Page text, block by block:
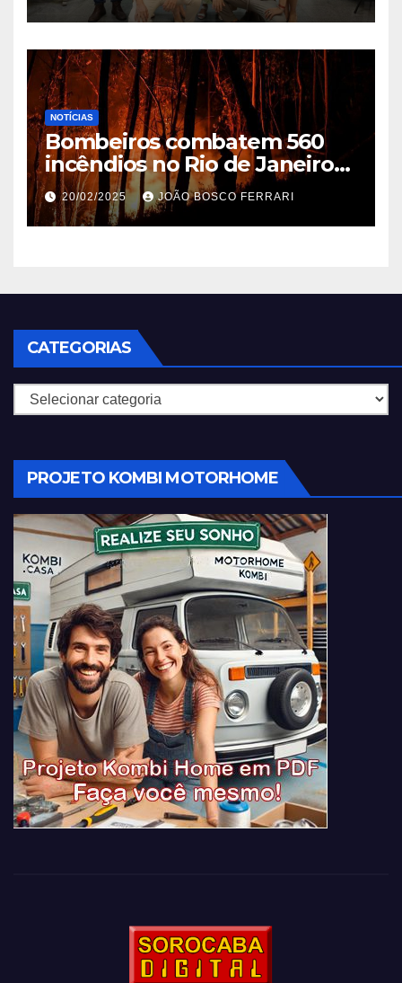
NOTÍCIAS
Bombeiros combatem 560
incêndios no Rio de Janeiro
em 2025
20/02/2025 JOÃO BOSCO FERRARI
CATEGORIAS
Categorias
PROJETO KOMBI MOTORHOME